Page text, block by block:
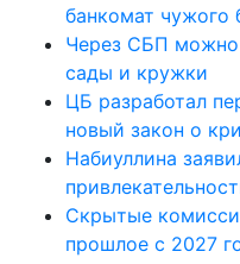
банкомат чужого
Через СБП можно
сады и кружки
ЦБ разработал
новый закон о
Набиуллина
Скрытые
прошлое с 2027